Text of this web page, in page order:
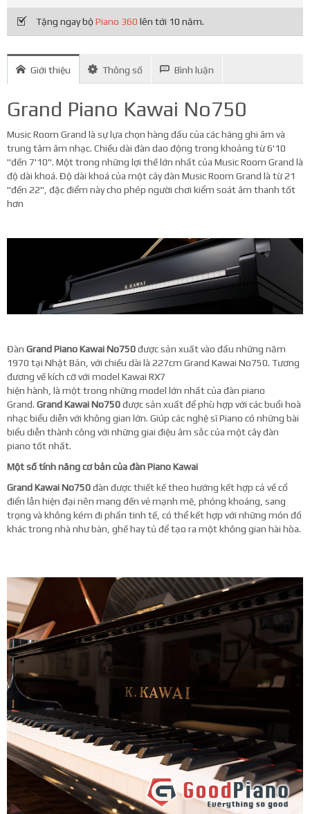
Tặng ngay bộ Piano 360 lên tới 10 năm.
Giới thiệu Thông số Bình luận
Grand Piano Kawai No750
Music Room Grand là sự lựa chọn hàng đầu của các hãng ghi âm và
trung tâm âm nhạc. Chiều dài đàn dao động trong khoảng từ 6'10
"đến 7'10". Một trong những lợi thế lớn nhất của Music Room Grand là
độ dài khoá. Độ dài khoá của một cây đàn Music Room Grand là từ 21
"đến 22", đặc điểm này cho phép người chơi kiểm soát âm thanh tốt
hơn
Đàn Grand Piano Kawai No750được sản xuất vào đầu những năm
1970 tại Nhật Bản, với chiều dài là 227cm Grand Kawai No750. Tương
đương về kích cỡ với model Kawai RX7
hiện hành, là một trong những model lớn nhất của đàn piano
Grand. Grand Kawai No750được sản xuất để phù hợp với các buổi hoà
nhạc biểu diễn với không gian lớn. Giúp các nghệ sĩ Piano có những bài
biểu diễn thành công với những giai điệu âm sắc của một cây đàn
piano tốt nhất.
Một số tính năng cơ bản của đàn Piano Kawai
Grand Kawai No750đàn được thiết kế theo hướng kết hợp cả về cổ
điển lẫn hiện đại nên mang đến vẻ mạnh mẽ, phóng khoáng, sang
trọng và không kém đi phần tinh tế, có thể kết hợp với những món đồ
khác trong nhà như bàn, ghế hay tủ để tạo ra một không gian hài hòa.